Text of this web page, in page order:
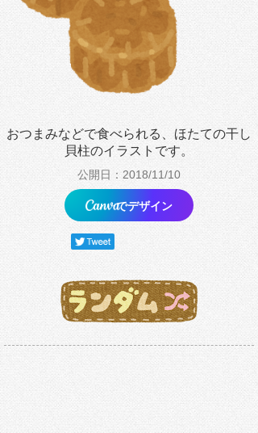
おつまみなどで食べられる、ほたての干し
貝柱のイラストです。
公開日：2018/11/10
でデザイン